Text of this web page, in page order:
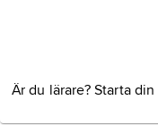
Är du lärare? Starta